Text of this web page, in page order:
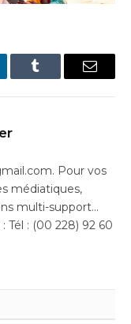
Tumblr Email
Pour vos
médiatiques,
multi-support…
Tél : (00 228) 92 60